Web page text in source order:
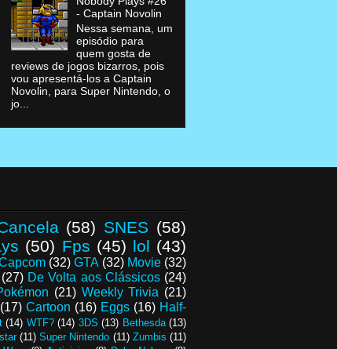
- Captain Novolin
Nessa semana, um
episódio para
quem gosta de
reviews de jogos bizarros, pois
vou apresentá-los a Captain
Novolin, para Super Nintendo, o
jo...
(58) SNES (58)
(50) Fps (45) lol (43)
(32) GTA (32) Movie (32)
(27) De Volta aos Clássicos (24)
(21) Weekly Trivia (21)
(17) Cartoon (16) Eggs (16) Half-
(14) WTF? (14) 3DS (13) Bethesda (13)
(11) Super Nintendo (11) Zumbis (11)